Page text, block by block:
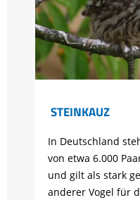
STEINKAUZ
In Deutschland
von etwa 6.000
und gilt als stark
anderer Vogel für